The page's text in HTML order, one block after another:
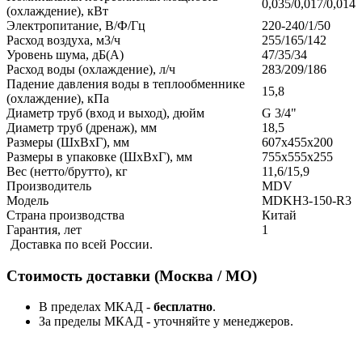
(охлаждение), кВт
0,035/0,017/0,014
Электропитание, В/Ф/Гц
220-240/1/50
Расход воздуха, м3/ч
255/165/142
Уровень шума, дБ(А)
47/35/34
Расход воды (охлаждение), л/ч
283/209/186
Падение давления воды в теплообменнике
(охлаждение), кПа
15,8
Диаметр труб (вход и выход), дюйм
G 3/4"
Диаметр труб (дренаж), мм
18,5
Размеры (ШxВxГ), мм
607x455x200
Размеры в упаковке (ШxВxГ), мм
755x555x255
Вес (нетто/брутто), кг
11,6/15,9
Производитель
MDV
Модель
MDKH3-150-R3
Страна производства
Китай
Гарантия, лет
1
Доставка по всей России.
Стоимость доставки (Москва / МО)
В пределах МКАД - бесплатно.
За пределы МКАД - уточняйте у менеджеров.